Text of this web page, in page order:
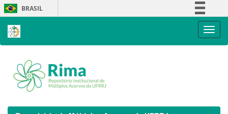
Skip
navigation
BRASIL